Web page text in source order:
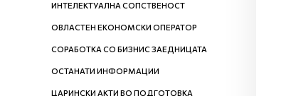
ИНТЕЛЕКТУАЛНА СОПСТВЕНОСТ
ОВЛАСТЕН ЕКОНОМСКИ ОПЕРАТОР
СОРАБОТКА СО БИЗНИС ЗАЕДНИЦАТА
ОСТАНАТИ ИНФОРМАЦИИ
ЦАРИНСКИ АКТИ ВО ПОДГОТОВКА